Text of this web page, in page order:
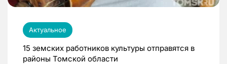
Актуальное
15 земских работников культуры отправятся в
районы Томской области